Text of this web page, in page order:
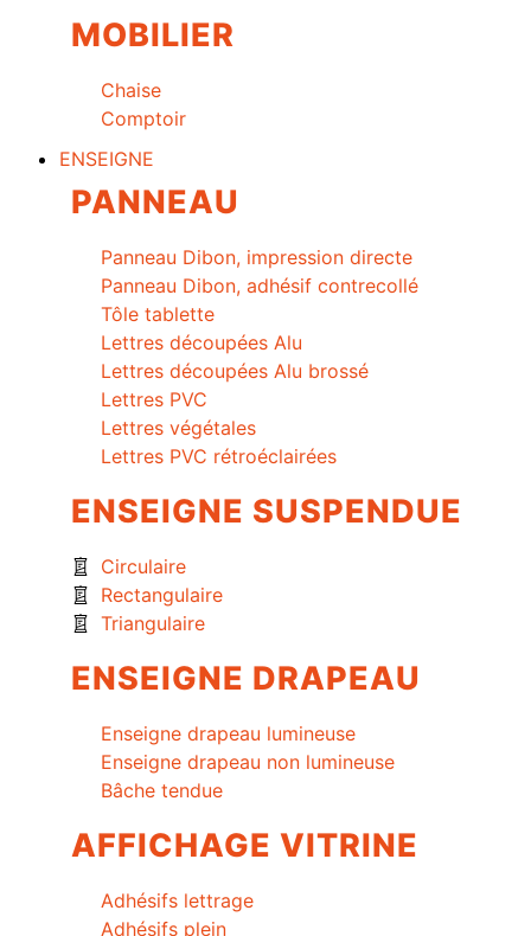
MOBILIER
Chaise
Comptoir
ENSEIGNE
PANNEAU
Panneau Dibon, impression directe
Panneau Dibon, adhésif contrecollé
Tôle tablette
Lettres découpées Alu
Lettres découpées Alu brossé
Lettres PVC
Lettres végétales
Lettres PVC rétroéclairées
ENSEIGNE SUSPENDUE
Circulaire
Rectangulaire
Triangulaire
ENSEIGNE DRAPEAU
Enseigne drapeau lumineuse
Enseigne drapeau non lumineuse
Bâche tendue
AFFICHAGE VITRINE
Adhésifs lettrage
Adhésifs plein